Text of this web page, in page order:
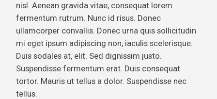
nisl. Aenean gravida vitae, consequat lorem
fermentum rutrum. Nunc id risus. Donec
ullamcorper convallis. Donec urna quis sollicitudin
mi eget ipsum adipiscing non, iaculis scelerisque.
Duis sodales at, elit. Sed dignissim justo.
Suspendisse fermentum erat. Duis consequat
tortor. Mauris ut tellus a dolor. Suspendisse nec
tellus.